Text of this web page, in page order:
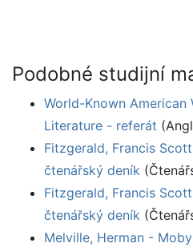
Podobné studijní
World-Known American
Literature - referát
Fitzgerald, Francis
čtenářský deník
Fitzgerald, Francis
čtenářský deník
Melville, Herman -